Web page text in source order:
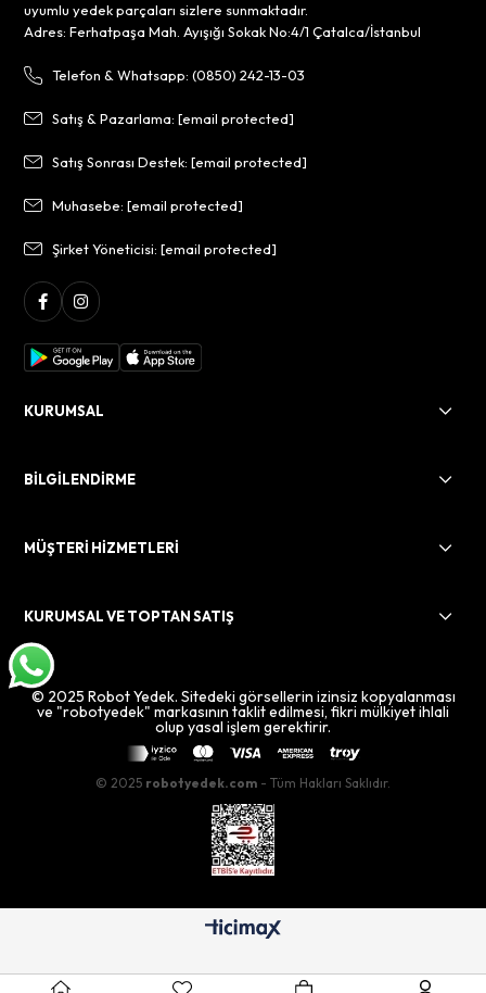
uyumlu yedek parçaları sizlere sunmaktadır.
Adres: Ferhatpaşa Mah. Ayışığı Sokak No:4/1 Çatalca/İstanbul
Telefon & Whatsapp: (0850) 242-13-03
Satış & Pazarlama:[email protected]
Satış Sonrası Destek:[email protected]
Muhasebe:[email protected]
Şirket Yöneticisi:[email protected]
KURUMSAL
BİLGİLENDİRME
MÜŞTERİ HİZMETLERİ
KURUMSAL VE TOPTAN SATIŞ
© 2025 Robot Yedek. Sitedeki görsellerin izinsiz kopyalanması
ve "robotyedek" markasının taklit edilmesi, fikri mülkiyet ihlali
olup yasal işlem gerektirir.
© 2025 robotyedek.com - Tüm Hakları Saklıdır.